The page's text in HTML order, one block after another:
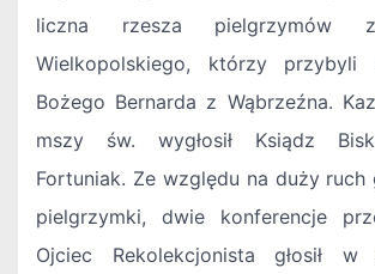
liczna rzesza pielgrzymów
Wielkopolskiego, którzy przybyli
Bożego Bernarda z Wąbrzeźna.
mszy św. wygłosił Ksiądz
Fortuniak. Ze względu na duży
pielgrzymki, dwie konferencje
Ojciec Rekolekcjonista głosił